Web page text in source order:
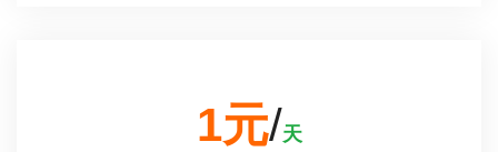
1元/天